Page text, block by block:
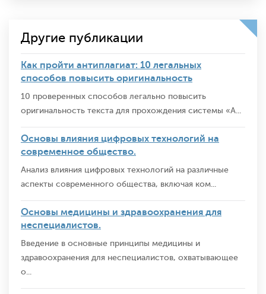
Другие публикации
Как пройти антиплагиат: 10 легальных
способов повысить оригинальность
10 проверенных способов легально повысить
оригинальность текста для прохождения системы «А...
Основы влияния цифровых технологий на
современное общество.
Анализ влияния цифровых технологий на различные
аспекты современного общества, включая ком...
Основы медицины и здравоохранения для
неспециалистов.
Введение в основные принципы медицины и
здравоохранения для неспециалистов, охватывающее
о...